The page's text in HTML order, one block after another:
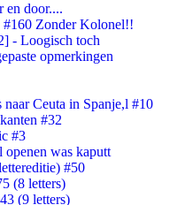
en door....
Zonder Kolonel!!
- Loogisch toch
opmerkingen
Ceuta in Spanje,l #10
#32
#3
was kaputt
#50
(8 letters)
(9 letters)